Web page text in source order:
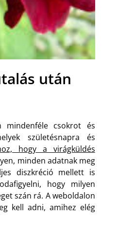
után
mindenféle csokrot és
születésnapra és
hogy a virágküldés
minden adatnak meg
diszkréció mellett is
hogy milyen
szán rá. A weboldalon
kell adni, amihez elég